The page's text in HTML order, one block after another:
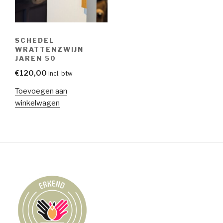
SCHEDEL
WRATTENZWIJN
JAREN 50
€120,00 incl. btw
Toevoegen aan
winkelwagen